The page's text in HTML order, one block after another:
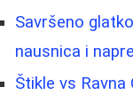
Savršeno
nausnica i
Štikle vs